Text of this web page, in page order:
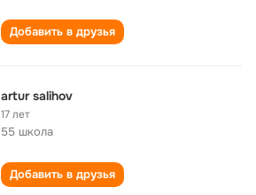
Добавить в друзья
artur salihov
17 лет
55 школа
Добавить в друзья